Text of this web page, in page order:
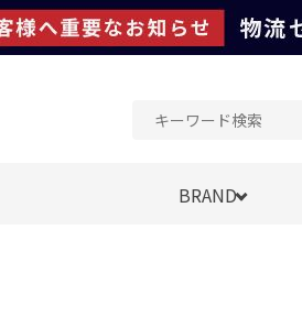
BRAND